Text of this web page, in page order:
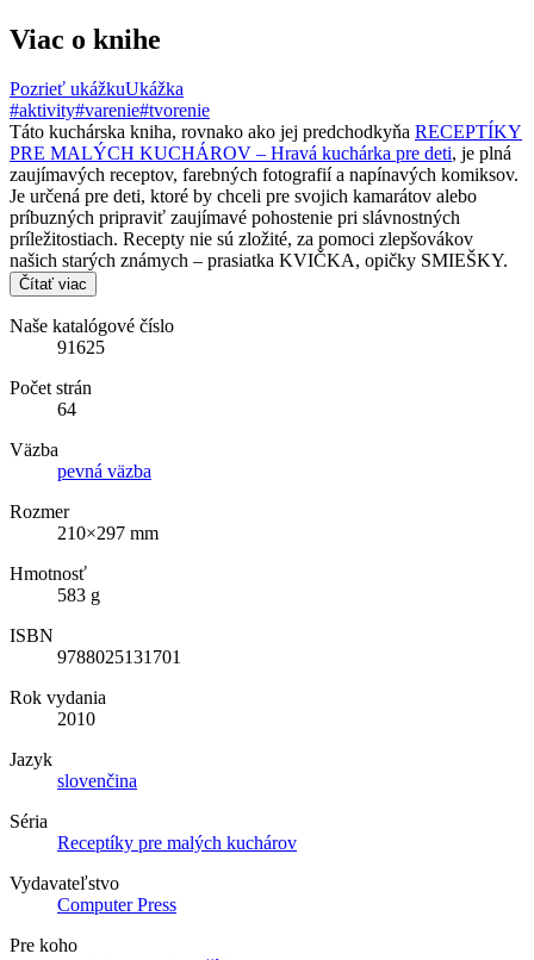
Viac o knihe
Pozrieť ukážkuUkážka
#aktivity#varenie#tvorenie
Táto kuchárska kniha, rovnako ako jej predchodkyňa RECEPTÍKY
PRE MALÝCH KUCHÁROV – Hravá kuchárka pre deti, je plná
zaujímavých receptov, farebných fotografií a napínavých komiksov.
Je určená pre deti, ktoré by chceli pre svojich kamarátov alebo
príbuzných pripraviť zaujímavé pohostenie pri slávnostných
príležitostiach. Recepty nie sú zložité, za pomoci zlepšovákov
našich starých známych – prasiatka KVIČKA, opičky SMIEŠKY.
Čítať viac
Naše katalógové číslo
91625
Počet strán
64
Väzba
pevná väzba
Rozmer
210×297 mm
Hmotnosť
583 g
ISBN
9788025131701
Rok vydania
2010
Jazyk
slovenčina
Séria
Receptíky pre malých kuchárov
Vydavateľstvo
Computer Press
Pre koho